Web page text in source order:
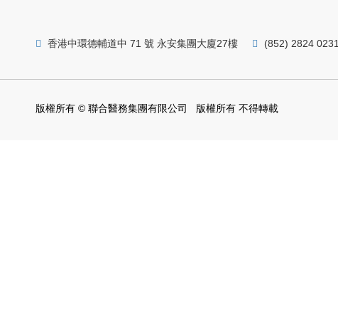
香港中環德輔道中 71 號 永安集團大廈27樓 (852) 2824 0231
版權所有 © 聯合醫務集團有限公司 版權所有 不得轉載